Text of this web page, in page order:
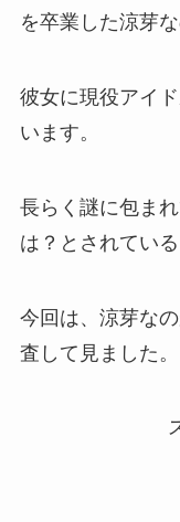
を卒業した涼芽な
彼女に現役アイ
います。
長らく謎に包ま
は？とされている
今回は、涼芽な
査して見ました。